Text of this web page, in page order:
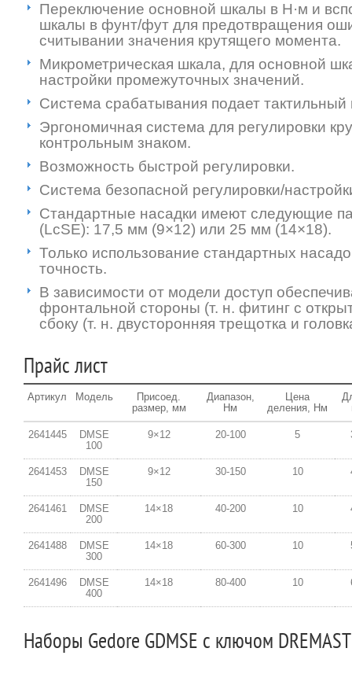
Переключение основной шкалы в Н·м и
шкалы в фунт/фут для предотвращения
считывании значения крутящего момента.
Микрометрическая шкала, для основной
настройки промежуточных значений.
Система срабатывания подает тактильный
Эргономичная система для регулировки
контрольным знаком.
Возможность быстрой регулировки.
Система безопасной регулировки/
Стандартные насадки имеют следующие
(LcSE): 17,5 мм (9×12) или 25 мм (14×18).
Только использование стандартных
точность.
В зависимости от модели доступ
фронтальной стороны (т. н. фитинг с
сбоку (т. н. двусторонняя трещотка и
Прайс лист
Артикул Модель
Присоед.
размер, мм
Диапазон,
Нм
Цена
деления, Нм
2641445
DMSE
100
9×12 20-100 5
2641453
DMSE
150
9×12 30-150 10
2641461
DMSE
200
14×18 40-200 10
2641488
DMSE
300
14×18 60-300 10
2641496
DMSE
400
14×18 80-400 10
Наборы Gedore GDMSE с ключом